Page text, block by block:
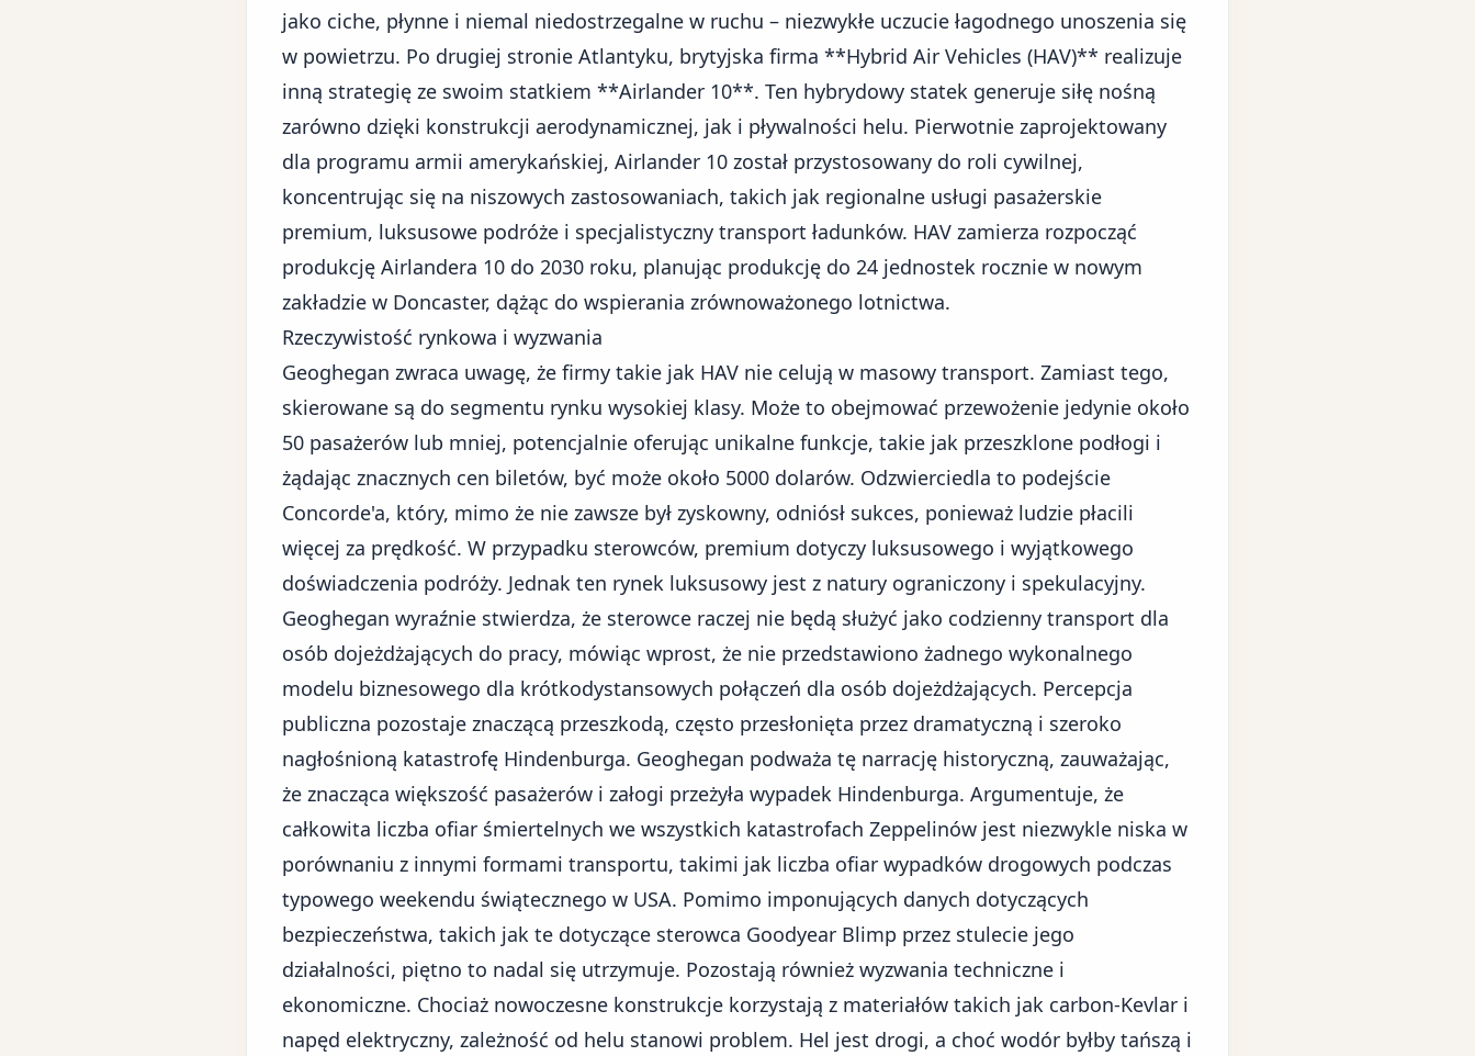
jako ciche, płynne i niemal niedostrzegalne w ruchu – niezwykłe uczucie łagodnego unoszenia się
w powietrzu. Po drugiej stronie Atlantyku, brytyjska firma **Hybrid Air Vehicles (HAV)** realizuje
inną strategię ze swoim statkiem **Airlander 10**. Ten hybrydowy statek generuje siłę nośną
zarówno dzięki konstrukcji aerodynamicznej, jak i pływalności helu. Pierwotnie zaprojektowany
dla programu armii amerykańskiej, Airlander 10 został przystosowany do roli cywilnej,
koncentrując się na niszowych zastosowaniach, takich jak regionalne usługi pasażerskie
premium, luksusowe podróże i specjalistyczny transport ładunków. HAV zamierza rozpocząć
produkcję Airlandera 10 do 2030 roku, planując produkcję do 24 jednostek rocznie w nowym
zakładzie w Doncaster, dążąc do wspierania zrównoważonego lotnictwa.
Rzeczywistość rynkowa i wyzwania
Geoghegan zwraca uwagę, że firmy takie jak HAV nie celują w masowy transport. Zamiast tego,
skierowane są do segmentu rynku wysokiej klasy. Może to obejmować przewożenie jedynie około
50 pasażerów lub mniej, potencjalnie oferując unikalne funkcje, takie jak przeszklone podłogi i
żądając znacznych cen biletów, być może około 5000 dolarów. Odzwierciedla to podejście
Concorde'a, który, mimo że nie zawsze był zyskowny, odniósł sukces, ponieważ ludzie płacili
więcej za prędkość. W przypadku sterowców, premium dotyczy luksusowego i wyjątkowego
doświadczenia podróży. Jednak ten rynek luksusowy jest z natury ograniczony i spekulacyjny.
Geoghegan wyraźnie stwierdza, że sterowce raczej nie będą służyć jako codzienny transport dla
osób dojeżdżających do pracy, mówiąc wprost, że nie przedstawiono żadnego wykonalnego
modelu biznesowego dla krótkodystansowych połączeń dla osób dojeżdżających. Percepcja
publiczna pozostaje znaczącą przeszkodą, często przesłonięta przez dramatyczną i szeroko
nagłośnioną katastrofę Hindenburga. Geoghegan podważa tę narrację historyczną, zauważając,
że znacząca większość pasażerów i załogi przeżyła wypadek Hindenburga. Argumentuje, że
całkowita liczba ofiar śmiertelnych we wszystkich katastrofach Zeppelinów jest niezwykle niska w
porównaniu z innymi formami transportu, takimi jak liczba ofiar wypadków drogowych podczas
typowego weekendu świątecznego w USA. Pomimo imponujących danych dotyczących
bezpieczeństwa, takich jak te dotyczące sterowca Goodyear Blimp przez stulecie jego
działalności, piętno to nadal się utrzymuje. Pozostają również wyzwania techniczne i
ekonomiczne. Chociaż nowoczesne konstrukcje korzystają z materiałów takich jak carbon-Kevlar i
napęd elektryczny, zależność od helu stanowi problem. Hel jest drogi, a choć wodór byłby tańszą i